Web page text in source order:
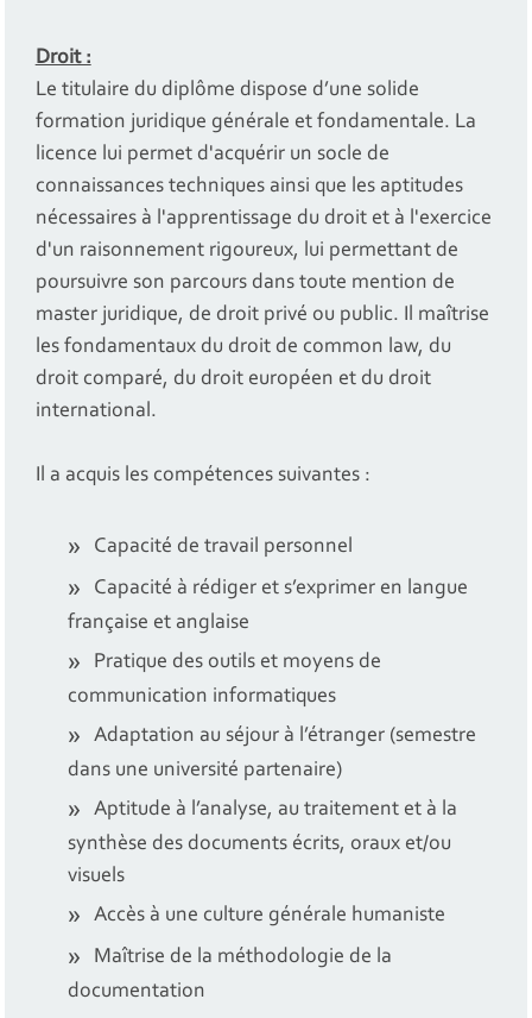
Droit :
Le titulaire du diplôme dispose d’une solide
formation juridique générale et fondamentale. La
licence lui permet d'acquérir un socle de
connaissances techniques ainsi que les aptitudes
nécessaires à l'apprentissage du droit et à l'exercice
d'un raisonnement rigoureux, lui permettant de
poursuivre son parcours dans toute mention de
master juridique, de droit privé ou public. Il maîtrise
les fondamentaux du droit de common law, du
droit comparé, du droit européen et du droit
international.
Il a acquis les compétences suivantes :
Capacité de travail personnel
Capacité à rédiger et s’exprimer en langue
française et anglaise
Pratique des outils et moyens de
communication informatiques
Adaptation au séjour à l’étranger (semestre
dans une université partenaire)
Aptitude à l’analyse, au traitement et à la
synthèse des documents écrits, oraux et/ou
visuels
Accès à une culture générale humaniste
Maîtrise de la méthodologie de la
documentation